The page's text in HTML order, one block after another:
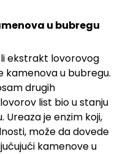
u bubregu
li ekstrakt lovorovog
kamenova u bubregu.
drugih
list bio u stanju
Ureaza je enzim koji,
može da dovede
kamenove u